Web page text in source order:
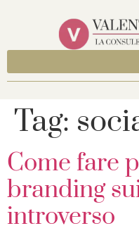
Tag:
Come fare
branding
introverso